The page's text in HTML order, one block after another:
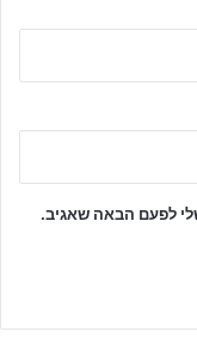
לפעם הבאה שאגיב.